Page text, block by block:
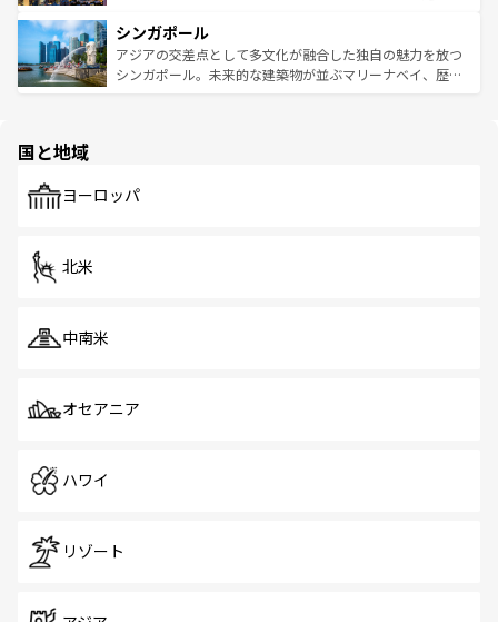
参照してほしい。
激する。気候は一年中温暖で、どの季節にも異なる楽しみ
が待っている。親しみやすいタイの人々、仏教を中心とし
た文化、そして多様な観光資源が、訪れる旅人を魅了し続
み、どこを訪れても感動するはず。観光スポットが密集し
ており、効率よく見どころを回れるのも魅力。息をのむよ
うな絶景から文化的な体験まで、香港を存分に楽しみ尽く
シンガポール
アジアの交差点として多文化が融合した独自の魅力を放つ
シンガポール。未来的な建築物が並ぶマリーナベイ、歴史
で、ホーカーズは地元の風情を楽しめる外せないスポット
国と地域
ヨーロッパ
北米
中南米
オセアニア
ハワイ
リゾート